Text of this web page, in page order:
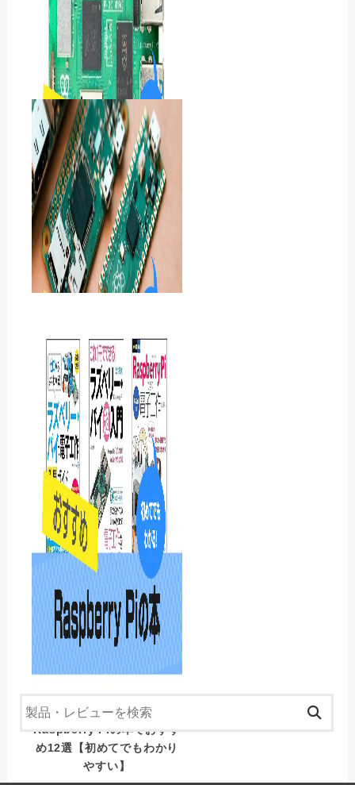
Raspberry Pi Zero(ラズパ
イ ゼロ)でできることは｜お
すすめ10選
Raspberry Pi 5おすすめ3
選｜性能が高いラズパイ5
Raspberry Pi (ラズベリー
パイ)でできること
Raspberry Piの本でおすす
め12選【初めてでもわかり
やすい】
Raspberry Pi
モニター・ディスプレイ
キーボード
周辺機器
その他